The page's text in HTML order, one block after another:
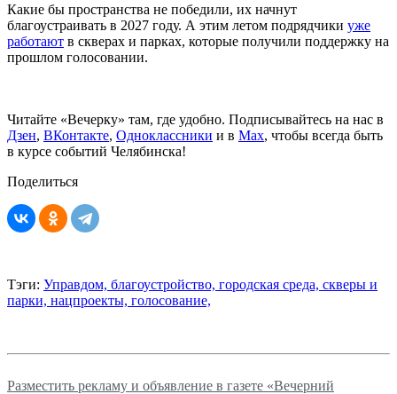
Какие бы пространства не победили, их начнут
благоустраивать в 2027 году. А этим летом подрядчики уже
работают в скверах и парках, которые получили поддержку на
прошлом голосовании.
Читайте «Вечерку» там, где удобно. Подписывайтесь на нас в
Дзен, ВКонтакте, Одноклассники и в Max, чтобы всегда быть
в курсе событий Челябинска!
Поделиться
Тэги: Управдом, благоустройство, городская среда, скверы и
парки, нацпроекты, голосование,
Разместить рекламу и объявление в газете «Вечерний